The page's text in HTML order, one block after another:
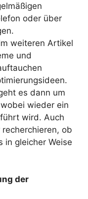
oder über
weiteren Artikel
und
es dann um
wieder ein
wird. Auch
ob
in gleicher Weise
der